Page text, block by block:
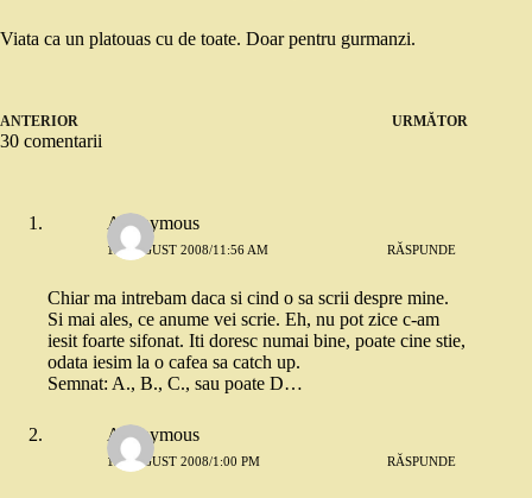
Viata ca un platouas cu de toate. Doar pentru gurmanzi.
ANTERIOR URMĂTOR
30 comentarii
Anonymous
12 AUGUST 2008/11:56 AM RĂSPUNDE
Chiar ma intrebam daca si cind o sa scrii despre mine.
Si mai ales, ce anume vei scrie. Eh, nu pot zice c-am
iesit foarte sifonat. Iti doresc numai bine, poate cine stie,
odata iesim la o cafea sa catch up.
Semnat: A., B., C., sau poate D…
Anonymous
12 AUGUST 2008/1:00 PM RĂSPUNDE